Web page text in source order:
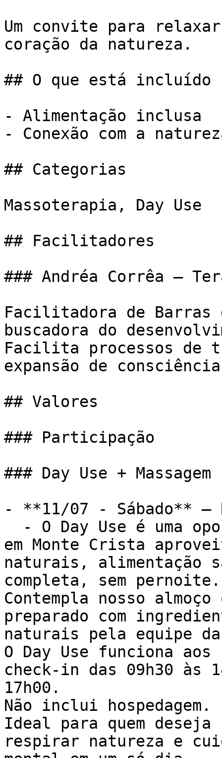
Um convite para
coração da natureza.
## O que está incluído
- Alimentação inclusa
- Conexão com a
## Categorias
Massoterapia, Day Use
## Facilitadores
### Andréa Corrêa —
Facilitadora de Barras
buscadora do
Facilita processos de
expansão de
## Valores
### Participação
### Day Use + Massagem
- **11/07 - Sábado** —
em Monte Crista
naturais, alimentação
completa, sem pernoite.
Contempla nosso
preparado com
naturais pela equipe
O Day Use funciona aos
check-in das 09h30 às
17h00.
Não inclui hospedagem.
Ideal para quem
respirar natureza e